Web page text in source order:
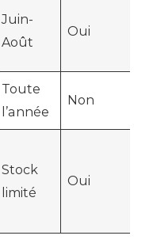
Juin-
Août
Oui
Toute
l’année
Non
Stock
limité
Oui